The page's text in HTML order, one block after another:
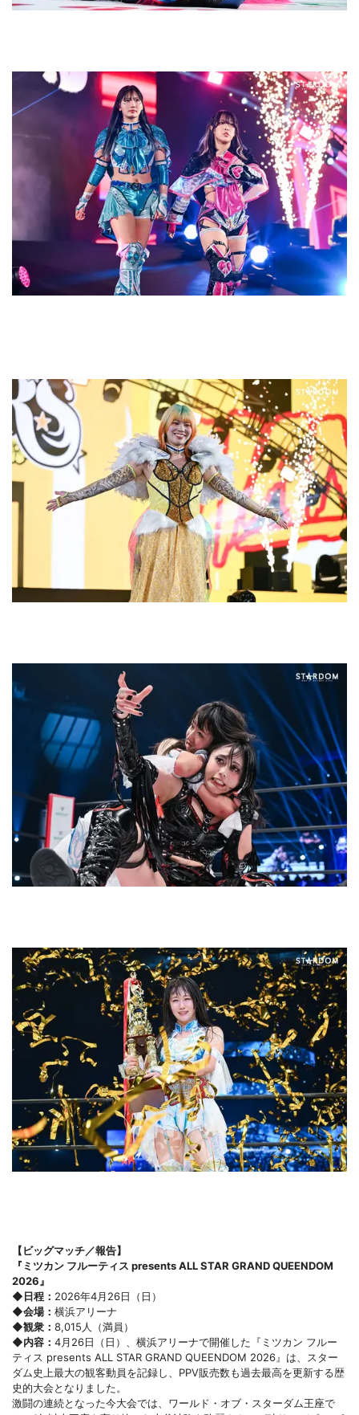
【ビッグマッチ／報告】
『ミツカン フルーティス presents ALL STAR GRAND QUEENDOM
2026』
◆日程： 2026年4月26日（日）
◆会場： 横浜アリーナ
◆観衆： 8,015人（満員）
◆内容： 4月26日（日）、横浜アリーナで開催した『ミツカン フルー
ティス presents ALL STAR GRAND QUEENDOM 2026』は、スター
ダム史上最大の観客動員を記録し、PPV販売数も過去最高を更新する歴
史的大会となりました。
激闘の連続となった今大会では、ワールド・オブ・スターダム王座で